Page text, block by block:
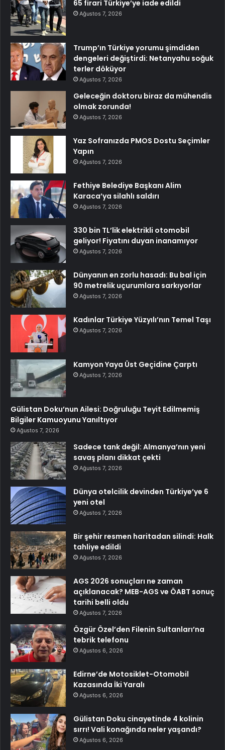
65 firari Türkiye’ye iade edildi
Ağustos 7, 2026
Trump’ın Türkiye yorumu şimdiden
dengeleri değiştirdi: Netanyahu soğuk
terler döküyor
Ağustos 7, 2026
Geleceğin doktoru biraz da mühendis
olmak zorunda!
Ağustos 7, 2026
Yaz Sofranızda PMOS Dostu Seçimler
Yapın
Ağustos 7, 2026
Fethiye Belediye Başkanı Alim
Karaca’ya silahlı saldırı
Ağustos 7, 2026
330 bin TL’lik elektrikli otomobil
geliyor! Fiyatını duyan inanamıyor
Ağustos 7, 2026
Dünyanın en zorlu hasadı: Bu bal için
90 metrelik uçurumlara sarkıyorlar
Ağustos 7, 2026
Kadınlar Türkiye Yüzyılı’nın Temel Taşı
Ağustos 7, 2026
Kamyon Yaya Üst Geçidine Çarptı
Ağustos 7, 2026
Gülistan Doku’nun Ailesi: Doğruluğu Teyit Edilmemiş
Bilgiler Kamuoyunu Yanıltıyor
Ağustos 7, 2026
Sadece tank değil: Almanya’nın yeni
savaş planı dikkat çekti
Ağustos 7, 2026
Dünya otelcilik devinden Türkiye’ye 6
yeni otel
Ağustos 7, 2026
Bir şehir resmen haritadan silindi: Halk
tahliye edildi
Ağustos 7, 2026
AGS 2026 sonuçları ne zaman
açıklanacak? MEB-AGS ve ÖABT sonuç
tarihi belli oldu
Ağustos 7, 2026
Özgür Özel’den Filenin Sultanları’na
tebrik telefonu
Ağustos 6, 2026
Edirne’de Motosiklet-Otomobil
Kazasında İki Yaralı
Ağustos 6, 2026
Gülistan Doku cinayetinde 4 kolinin
sırrı! Vali konağında neler yaşandı?
Ağustos 6, 2026